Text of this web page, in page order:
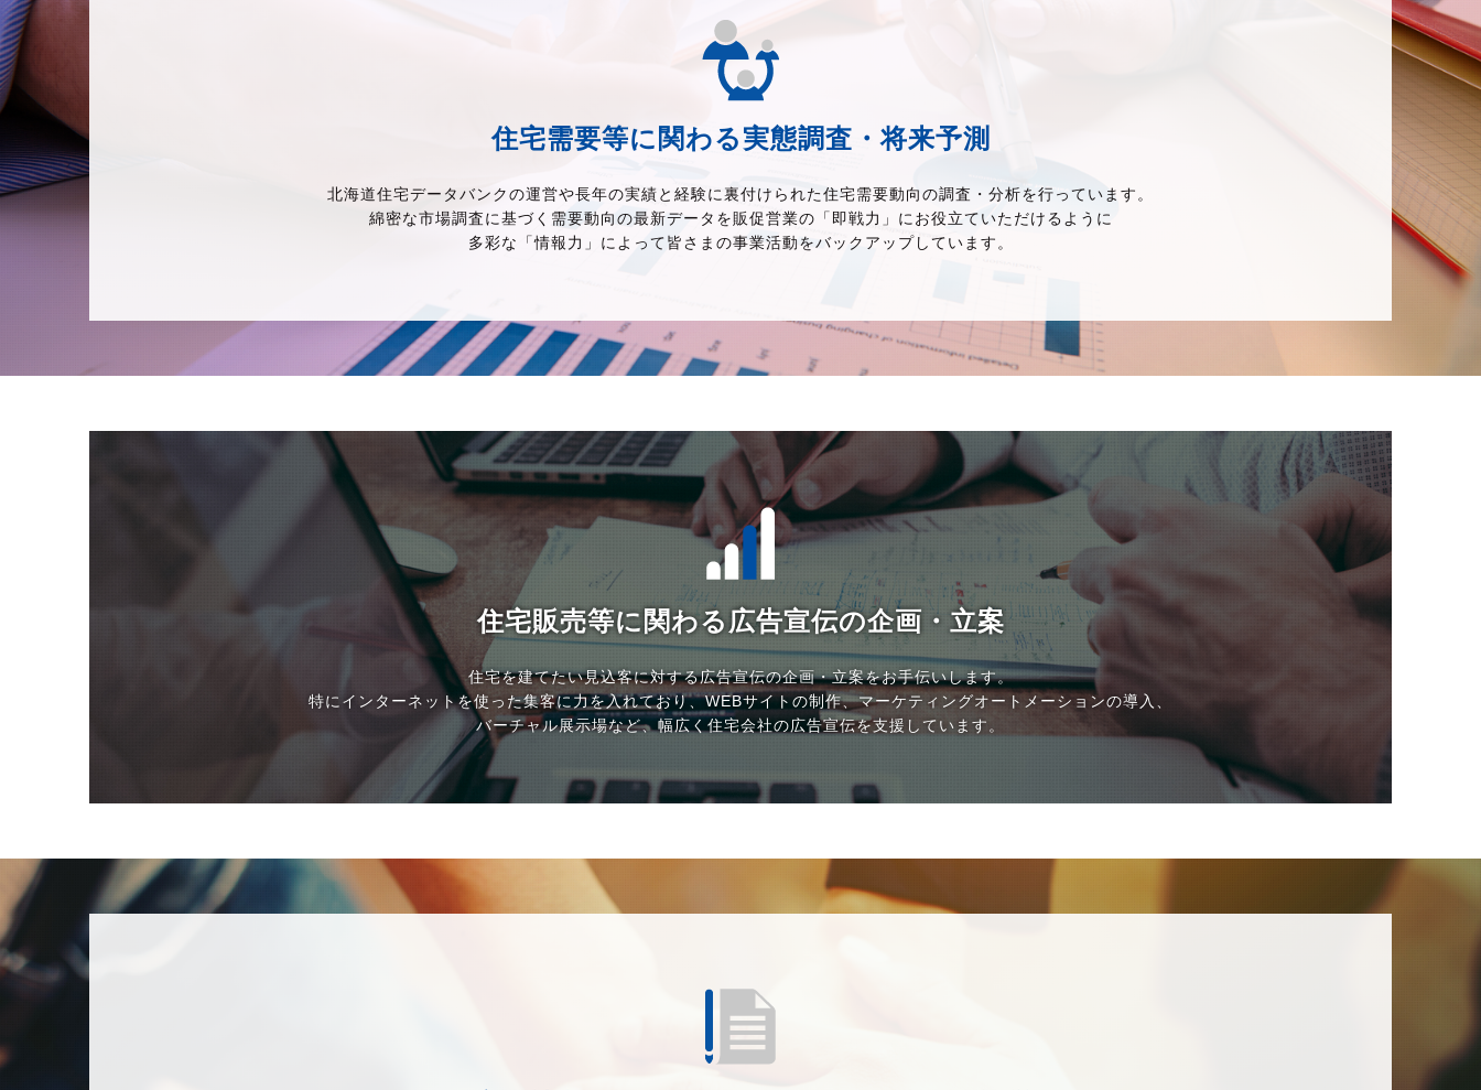
住宅需要等に関わる実態調査・将来予測
北海道住宅データバンクの運営や長年の実績と経験に裏付けられた住宅需要動向の調査・分析を行っています。
綿密な市場調査に基づく需要動向の最新データを販促営業の「即戦力」にお役立ていただけるように
多彩な「情報力」によって皆さまの事業活動をバックアップしています。
住宅販売等に関わる広告宣伝の企画・立案
住宅を建てたい見込客に対する広告宣伝の企画・立案をお手伝いします。
特にインターネットを使った集客に力を入れており、WEBサイトの制作、マーケティングオートメーションの導入、
バーチャル展示場など、幅広く住宅会社の広告宣伝を支援しています。